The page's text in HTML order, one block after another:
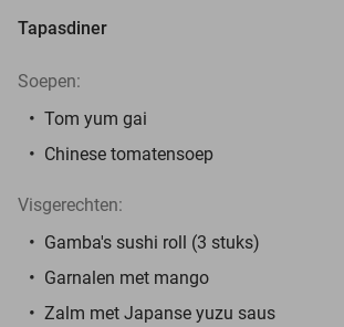
Tapasdiner
Soepen:
Tom yum gai
Chinese tomatensoep
Visgerechten:
Gamba's sushi roll (3 stuks)
Garnalen met mango
Zalm met Japanse yuzu saus